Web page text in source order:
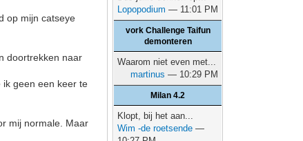
op mijn catseye
doortrekken naar
geen een keer te
mij normale. Maar
Lopopodium — 11:01 PM
vork Challenge Taifun
demonteren
Waarom niet even met...
martinus — 10:29 PM
Milan 4.2
Klopt, bij het aan...
Wim -de roetsende —